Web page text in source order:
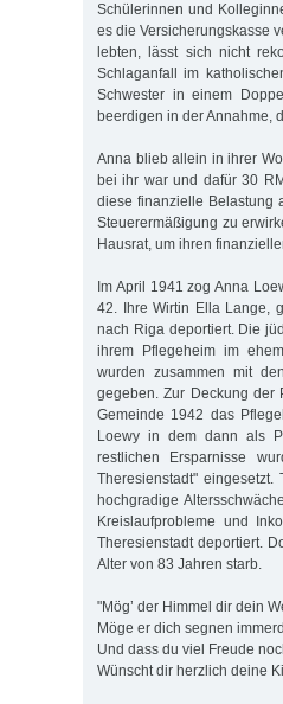
Schülerinnen und
es die Versicherungskasse
lebten, lässt sich nicht
Schlaganfall im
Schwester in einem
beerdigen in der Annahme,
Anna blieb allein in ihrer
bei ihr war und dafür 30
diese finanzielle Belastung
Steuerermäßigung zu
Hausrat, um ihren
Im April 1941 zog Anna
42. Ihre Wirtin Ella Lange,
nach Riga deportiert. Die
ihrem Pflegeheim im
wurden zusammen mit
gegeben. Zur Deckung der
Gemeinde 1942 das
Loewy in dem dann als
restlichen Ersparnisse
Theresienstadt"
hochgradige
Kreislaufprobleme und
Theresienstadt deportiert.
Alter von 83 Jahren starb.
"Mög’ der Himmel dir dein
Möge er dich segnen
Und dass du viel Freude
Wünscht dir herzlich deine